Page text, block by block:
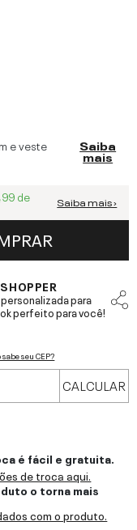
e veste Saiba
mais
de Saiba mais ›
para
perfeito para você!
sabe seu CEP?
CALCULAR
é fácil e gratuita.
de troca aqui.
o torna mais
com o produto.